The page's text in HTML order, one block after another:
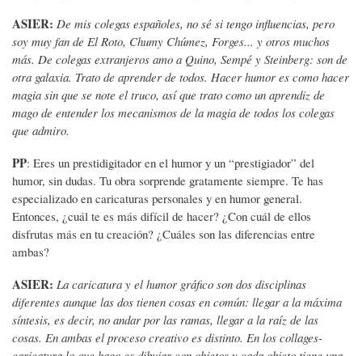
ASIER: De mis colegas españoles, no sé si tengo influencias, pero
soy muy fan de El Roto, Chumy Chúmez, Forges... y otros muchos
más. De colegas extranjeros amo a Quino, Sempé y Steinberg: son de
otra galaxia. Trato de aprender de todos. Hacer humor es como hacer
magia sin que se note el truco, así que trato como un aprendiz de
mago de entender los mecanismos de la magia de todos los colegas
que admiro.
PP: Eres un prestidigitador en el humor y un “prestigiador” del
humor, sin dudas. Tu obra sorprende gratamente siempre. Te has
especializado en caricaturas personales y en humor general.
Entonces, ¿cuál te es más difícil de hacer? ¿Con cuál de ellos
disfrutas más en tu creación? ¿Cuáles son las diferencias entre
ambas?
ASIER: La caricatura y el humor gráfico son dos disciplinas
diferentes aunque las dos tienen cosas en común: llegar a la máxima
síntesis, es decir, no andar por las ramas, llegar a la raíz de las
cosas. En ambas el proceso creativo es distinto. En los collages-